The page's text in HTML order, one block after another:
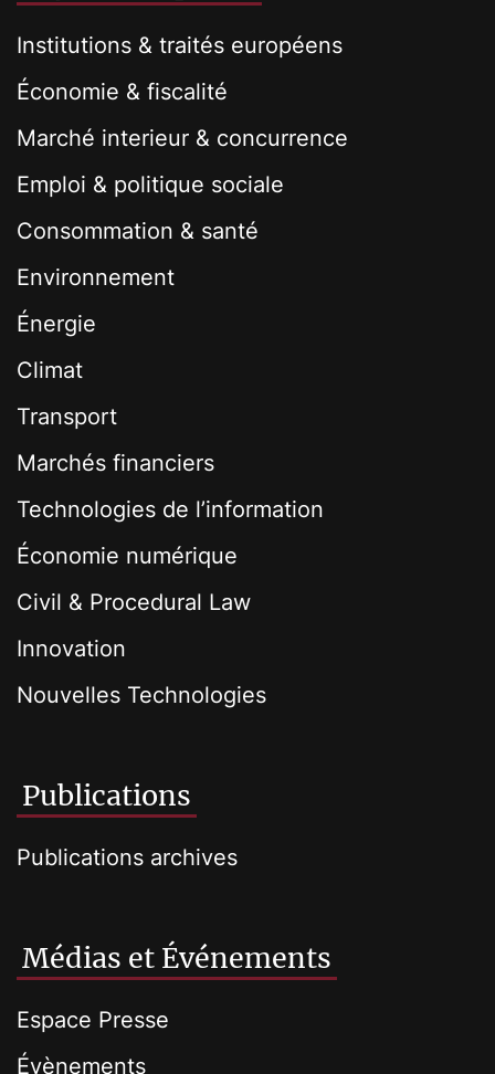
Institutions & traités européens
Économie & fiscalité
Marché interieur & concurrence
Emploi & politique sociale
Consommation & santé
Environnement
Énergie
Climat
Transport
Marchés financiers
Technologies de l’information
Économie numérique
Civil & Procedural Law
Innovation
Nouvelles Technologies
Publications
Publications archives
Médias et Événements
Espace Presse
Évènements